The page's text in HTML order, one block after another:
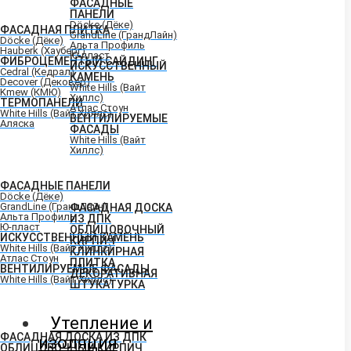
ФАСАДНЫЕ
ПАНЕЛИ
Döcke (Дёке)
GrandLine (ГрандЛайн)
Альта Профиль
Ю-пласт
ИСКУССТВЕННЫЙ
КАМЕНЬ
White Hills (Вайт
Хиллс)
Атлас Стоун
ВЕНТИЛИРУЕМЫЕ
ФАСАДЫ
White Hills (Вайт
Хиллс)
ФАСАДНАЯ ДОСКА
ИЗ ДПК
ОБЛИЦОВОЧНЫЙ
КИРПИЧ
КЛИНКИРНАЯ
ПЛИТКА
ДЕКОРАТИВНАЯ
ШТУКАТУРКА
Утепление и
изоляция
ФАСАДНАЯ ПЛИТКА
Döcke (Дёке)
Hauberk (Хауберг)
ФИБРОЦЕМЕНТЫЙ САЙДИНГ
Cedral (Кедрал)
Decover (Дековер)
Kmew (КМЮ)
ТЕРМОПАНЕЛИ
White Hills (Вайт Хиллс)
Аляска
ФАСАДНЫЕ ПАНЕЛИ
Döcke (Дёке)
GrandLine (ГрандЛайн)
Альта Профиль
Ю-пласт
ИСКУССТВЕННЫЙ КАМЕНЬ
White Hills (Вайт Хиллс)
Атлас Стоун
ВЕНТИЛИРУЕМЫЕ ФАСАДЫ
White Hills (Вайт Хиллс)
ФАСАДНАЯ ДОСКА ИЗ ДПК
ОБЛИЦОВОЧНЫЙ КИРПИЧ